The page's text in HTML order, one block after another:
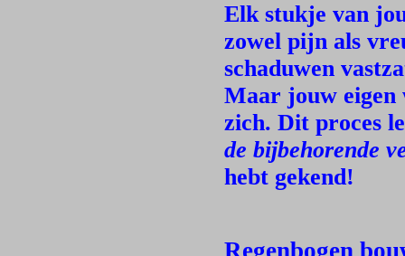
Elk stukje van
zowel pijn als
schaduwen
Maar jouw eigen
zich. Dit proces
de bijbehorende
hebt gekend!